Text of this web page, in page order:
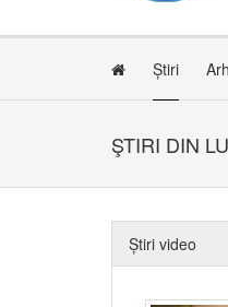
Știri
ŞTIRI DIN
Știri video